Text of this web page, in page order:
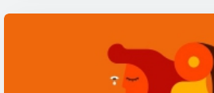
Bir Gelecek Tasavvuru Olarak Türk
Nijerya-Türkiye İlişkileri ve Afrika